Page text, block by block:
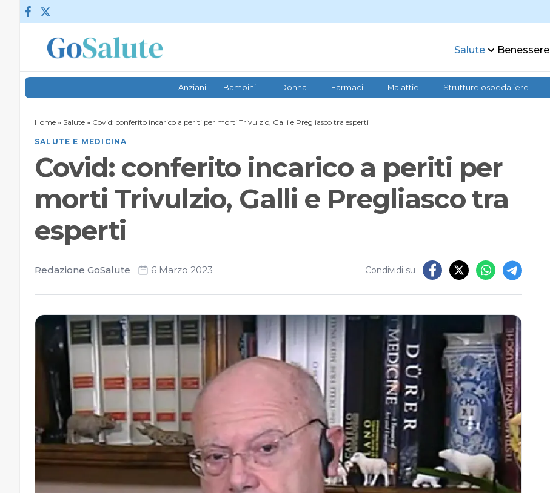
Vai al contenuto
Salute Benessere
Anziani Bambini Donna Farmaci Malattie Strutture ospedaliere
Home » Salute » Covid: conferito incarico a periti per morti Trivulzio, Galli e Pregliasco tra esperti
SALUTE E MEDICINA
Covid: conferito incarico a periti per
morti Trivulzio, Galli e Pregliasco tra
esperti
Redazione GoSalute 6 Marzo 2023 Condividi su